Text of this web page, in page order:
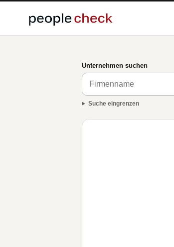
Unternehmen suchen
Suche eingrenzen